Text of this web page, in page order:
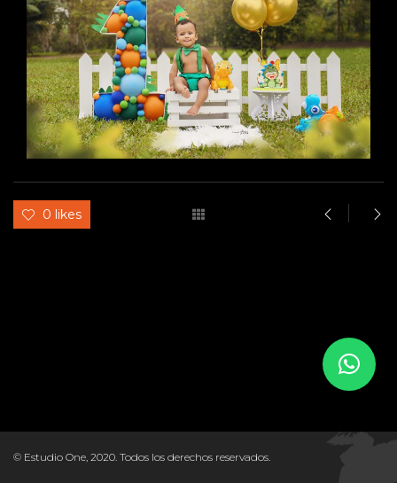
0 likes
© Estudio One, 2020. Todos los derechos reservados.